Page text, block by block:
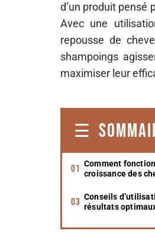
d’un produit pensé
Avec une
repousse de
shampoings
maximiser leur
Comment
croissance des
Conseils
résultats